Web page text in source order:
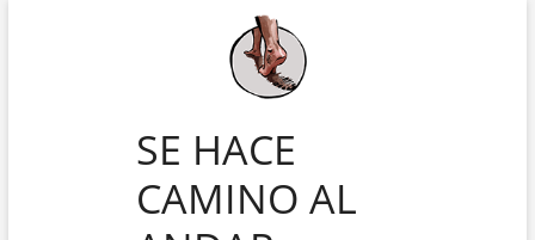
SE HACE
CAMINO AL